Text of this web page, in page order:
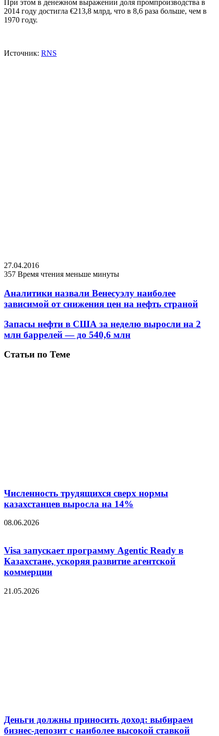
При этом в денежном выражении доля промпроизводства в
2014 году достигла €213,8 млрд, что в 8,6 раза больше, чем в
1970 году.
Источник: RNS
27.04.2016
357 Время чтения меньше минуты
Аналитики назвали Венесуэлу наиболее
зависимой от снижения цен на нефть страной
Запасы нефти в США за неделю выросли на 2
млн баррелей — до 540,6 млн
Статьи по Теме
Численность трудящихся сверх нормы
казахстанцев выросла на 14%
08.06.2026
Visa запускает программу Agentic Ready в
Казахстане, ускоряя развитие агентской
коммерции
21.05.2026
Деньги должны приносить доход: выбираем
бизнес-депозит с наиболее высокой ставкой